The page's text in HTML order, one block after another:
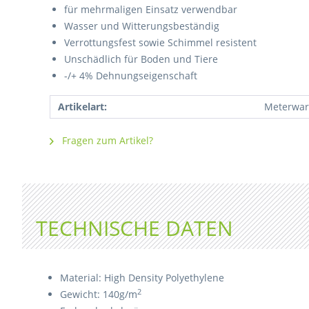
für mehrmaligen Einsatz verwendbar
Wasser und Witterungsbeständig
Verrottungsfest sowie Schimmel resistent
Unschädlich für Boden und Tiere
-/+ 4% Dehnungseigenschaft
Artikelart:
Fragen zum Artikel?
TECHNISCHE DATEN
Material: High Density Polyethylene
Gewicht: 140g/m2